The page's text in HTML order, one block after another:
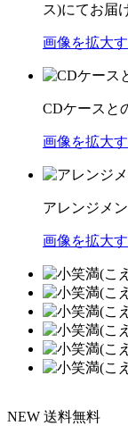
ス)にてお届
画像を拡大
CDケースと
画像を拡大
アレンジメ
画像を拡大
NEW 送料無料